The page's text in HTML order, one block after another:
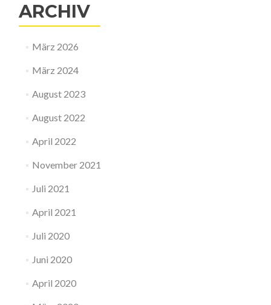
ARCHIV
März 2026
März 2024
August 2023
August 2022
April 2022
November 2021
Juli 2021
April 2021
Juli 2020
Juni 2020
April 2020